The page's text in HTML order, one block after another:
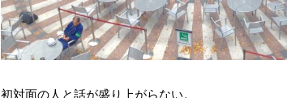
初対面の人と話が盛り上がらない。